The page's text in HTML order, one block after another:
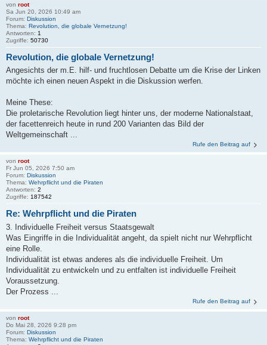
von root
Sa Jun 20, 2026 10:49 am
Forum: Diskussion
Thema: Revolution, die globale Vernetzung!
Antworten: 1
Zugriffe: 50730
Revolution, die globale Vernetzung!
Angesichts der m.E. hilf- und fruchtlosen Debatte um die Krise der Linken
möchte ich einen neuen Aspekt in die Diskussion werfen.
Meine These:
Die proletarische Revolution liegt hinter uns, der moderne Nationalstaat,
der facettenreich heute in rund 200 Varianten das Bild der
Weltgemeinschaft ...
Rufe den Beitrag auf
von root
Fr Jun 05, 2026 7:50 am
Forum: Diskussion
Thema: Wehrpflicht und die Piraten
Antworten: 2
Zugriffe: 187542
Re: Wehrpflicht und die Piraten
3. Individuelle Freiheit versus Staatsgewalt
Was Eingriffe in die Individualität angeht, da spielt nicht nur Wehrpflicht
eine Rolle.
Individualität ist etwas anderes als die individuelle Freiheit. Um
Individualität zu entwickeln und zu entfalten ist individuelle Freiheit
Voraussetzung.
Der Prozess ...
Rufe den Beitrag auf
von root
Do Mai 28, 2026 9:28 pm
Forum: Diskussion
Thema: Wehrpflicht und die Piraten